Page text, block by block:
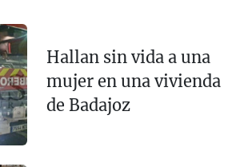
Hallan sin vida a una
mujer en una vivienda
de Badajoz